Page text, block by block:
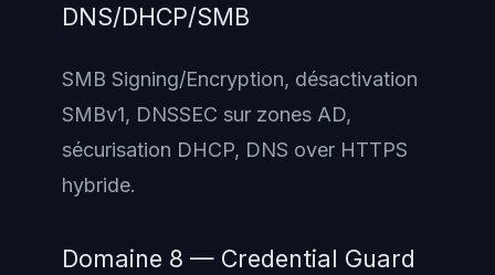
DNS/DHCP/SMB
SMB Signing/Encryption, désactivation
SMBv1, DNSSEC sur zones AD,
sécurisation DHCP, DNS over HTTPS
hybride.
Domaine 8 — Credential Guard